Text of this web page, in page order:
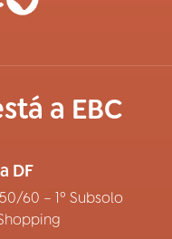
a EBC
DF
60 – 1º Subsolo